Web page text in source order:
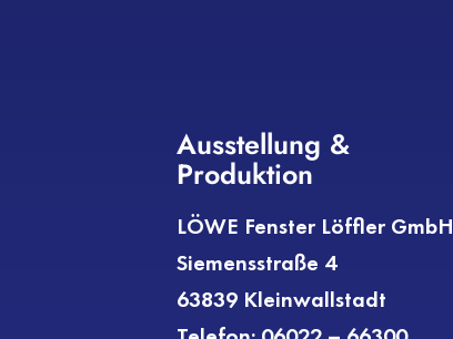
Ausstellung &
Produktion
LÖWE Fenster Löffler GmbH
Siemensstraße 4
63839 Kleinwallstadt